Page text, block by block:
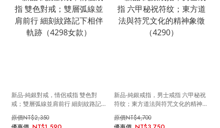
新品-純銀對戒，情侶戒指 雙色對
戒；雙層弧線並肩前行 細刻紋路記
下相伴軌跡（4298女款）
NT$2,350
新品-純銀戒指，男士戒指 六甲秘祝
符纹；東方道法與符咒文化的精神象
徵（4290）
NT$4,700